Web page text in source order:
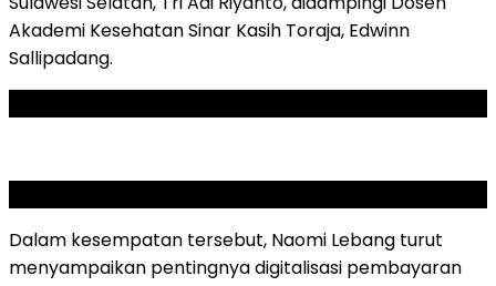
Akademi Kesehatan Sinar Kasih Toraja, Edwinn
Sallipadang.
Dalam kesempatan tersebut, Naomi Lebang turut
menyampaikan pentingnya digitalisasi pembayaran